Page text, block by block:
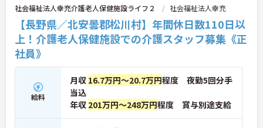
社会福祉法人幸充介護老人保健施設ライフ２ 社会福祉法人幸充
【長野県／北安曇郡松川村】年間休日数110日以
上！介護老人保健施設での介護スタッフ募集《正
社員》
給料
月収 16.7万円～20.7万円程度 夜勤5回分手
当込
年収 201万円～248万円程度 賞与別途支給